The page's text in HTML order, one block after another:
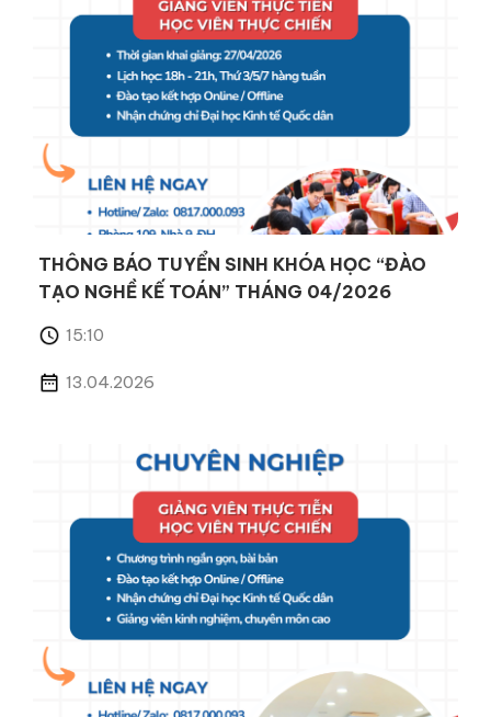
THÔNG BÁO TUYỂN SINH KHÓA HỌC “ĐÀO
TẠO NGHỀ KẾ TOÁN” THÁNG 04/2026
15:10
13.04.2026